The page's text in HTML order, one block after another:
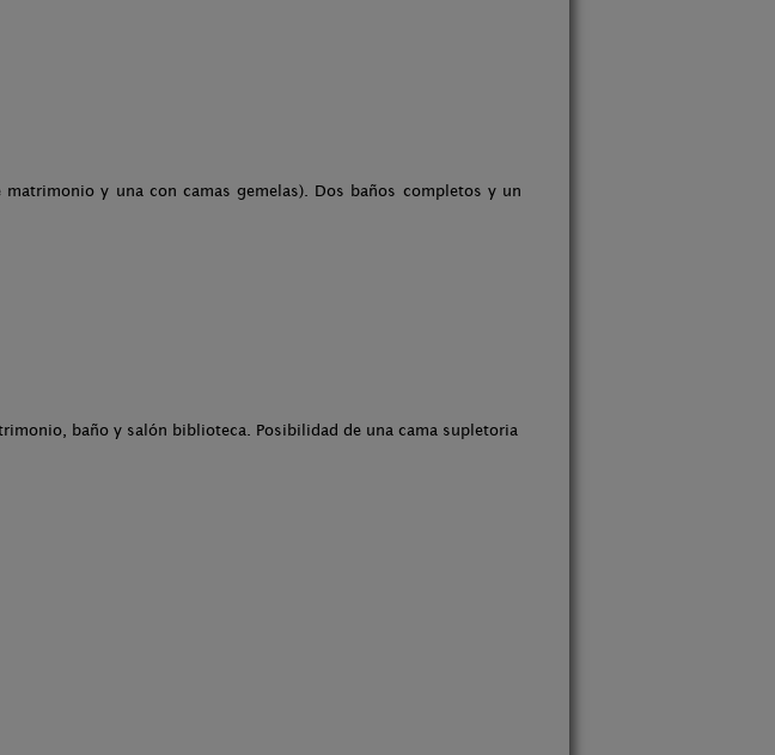
y una con camas gemelas). Dos baños completos y un
baño y salón biblioteca. Posibilidad de una cama supletoria